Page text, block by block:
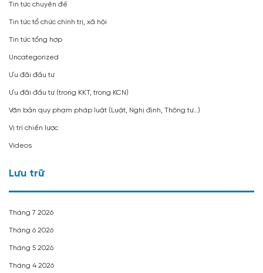
Tin tức chuyên đề
Tin tức tổ chức chính trị, xã hội
Tin tức tổng hợp
Uncategorized
Ưu đãi đầu tư
Ưu đãi đầu tư (trong KKT, trong KCN)
Văn bản quy phạm pháp luật (Luật, Nghị định, Thông tư…)
Vị trí chiến lược
Videos
Lưu trữ
Tháng 7 2026
Tháng 6 2026
Tháng 5 2026
Tháng 4 2026